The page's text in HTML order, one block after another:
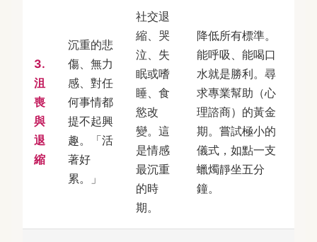
3.
沮
喪
與
退
縮
沉重的悲
傷、無力
感、對任
何事情都
提不起興
趣。「活
著好
累。」
社交退
縮、哭
泣、失
眠或嗜
睡、食
慾改
變。這
是情感
最沉重
的時
期。
降低所有標準。
能呼吸、能喝口
水就是勝利。尋
求專業幫助（心
理諮商）的黃金
期。嘗試極小的
儀式，如點一支
蠟燭靜坐五分
鐘。